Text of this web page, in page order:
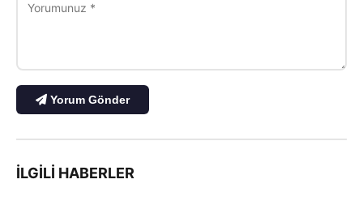
Yorum Gönder
İLGILI HABERLER